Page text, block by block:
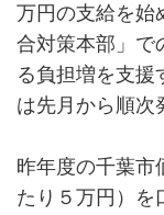
万円の支給を始
合対策本部」で
る負担増を支援
は先月から順次
昨年度の千葉市
たり５万円）を